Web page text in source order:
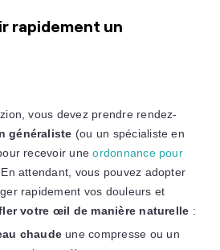
rapidement un
vous devez prendre rendez-
généraliste (ou un spécialiste en
recevoir uneordonnance pour
attendant, vous pouvez adopter
rapidement vos douleurs et
votre œil de manière naturelle :
chaude une compresse ou un